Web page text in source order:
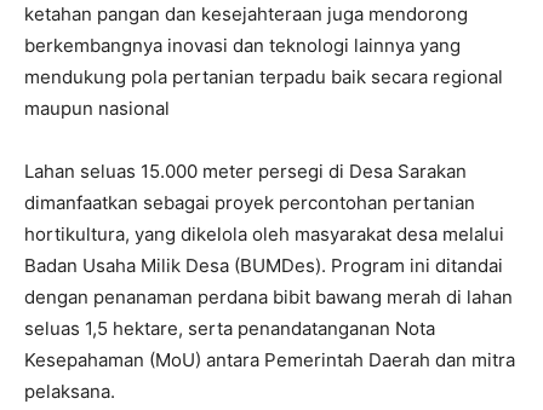
ketahan pangan dan kesejahteraan juga mendorong
berkembangnya inovasi dan teknologi lainnya yang
mendukung pola pertanian terpadu baik secara regional
maupun nasional
Lahan seluas 15.000 meter persegi di Desa Sarakan
dimanfaatkan sebagai proyek percontohan pertanian
hortikultura, yang dikelola oleh masyarakat desa melalui
Badan Usaha Milik Desa (BUMDes). Program ini ditandai
dengan penanaman perdana bibit bawang merah di lahan
seluas 1,5 hektare, serta penandatanganan Nota
Kesepahaman (MoU) antara Pemerintah Daerah dan mitra
pelaksana.